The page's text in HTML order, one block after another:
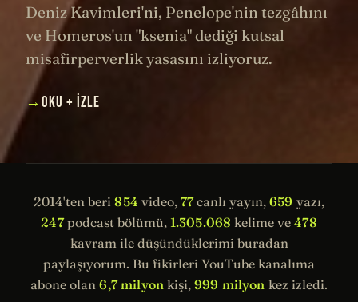
Deniz Kavimleri'ni, Penelope'nin tezgâhını
ve Homeros'un "ksenia" dediği kutsal
misafirperverlik yasasını izliyoruz.
→ OKU + İZLE
2014'ten beri854 video, 77canlı yayın,659 yazı,
247podcast bölümü, 1.305.068 kelime ve478
kavram ile düşündüklerimi buradan
paylaşıyorum. Bu fikirleri YouTube kanalıma
abone olan6,7 milyon kişi, 999 milyon kez izledi.